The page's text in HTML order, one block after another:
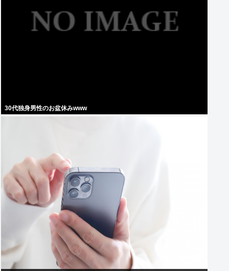
30代独身男性のお盆休みwww